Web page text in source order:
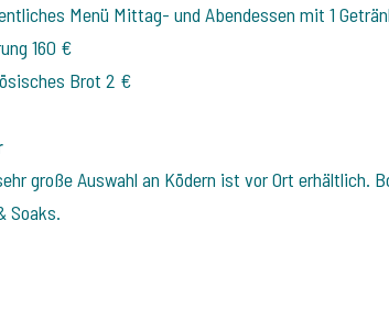
Menü Mittag- und Abendessen mit 1
160 €
Brot 2 €
große Auswahl an Ködern ist vor Ort erhältlich.
Soaks.